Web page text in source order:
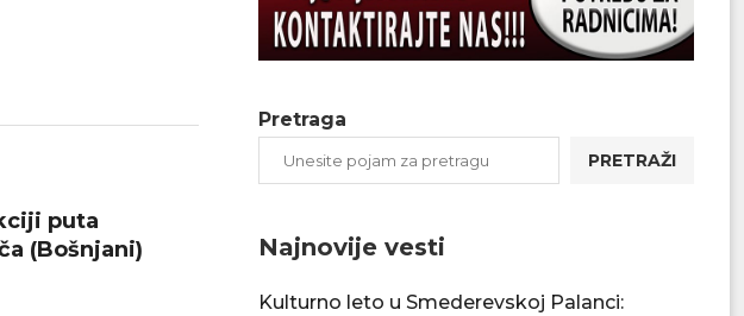
puta
(Bošnjani)
Pretraga
PRETRAŽI
Najnovije vesti
Kulturno leto u Smederevskoj Palanci: